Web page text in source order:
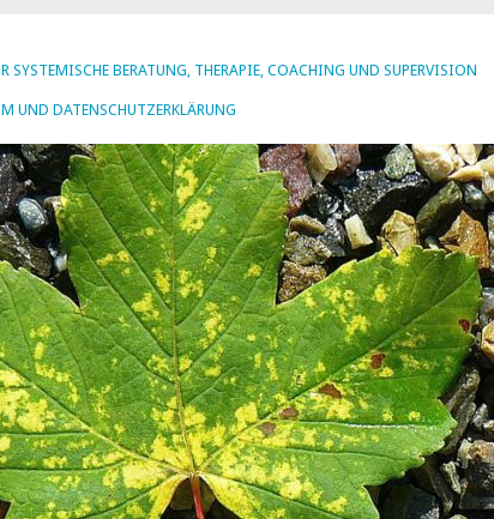
SYSTEMISCHE BERATUNG, THERAPIE, COACHING UND SUPERVISION
UND DATENSCHUTZERKLÄRUNG